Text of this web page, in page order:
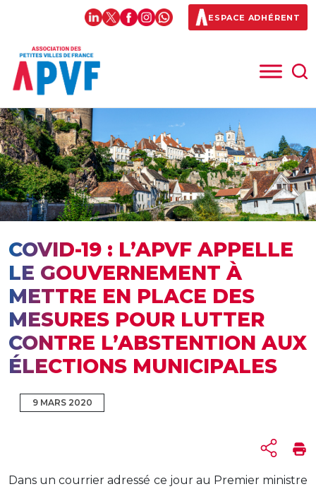
ESPACE ADHÉRENT
COVID-19 : L’APVF APPELLE
LE GOUVERNEMENT À
METTRE EN PLACE DES
MESURES POUR LUTTER
CONTRE L’ABSTENTION AUX
ÉLECTIONS MUNICIPALES
9 MARS 2020
Dans un courrier adressé ce jour au Premier ministre